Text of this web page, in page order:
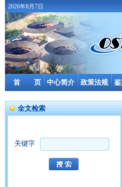
2026年8月7日
首 页 中心简介 政策法规
全文检索
关键字